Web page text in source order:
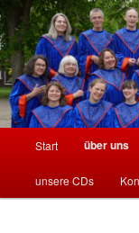
Zum
Inhalt
Zum
sekundären
Start über uns
unsere CDs